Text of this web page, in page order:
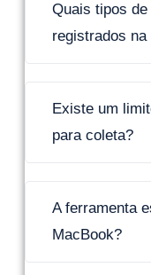
Quais tipos
registrados
Existe um
para coleta?
A ferramenta
MacBook?